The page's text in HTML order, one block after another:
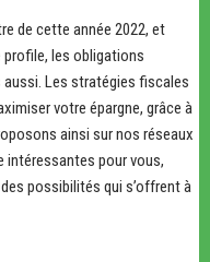
de cette année 2022, et
profile, les obligations
Les stratégies fiscales
votre épargne, grâce à
ainsi sur nos réseaux
intéressantes pour vous,
possibilités qui s’offrent à